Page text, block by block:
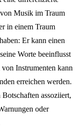
Musik im Traum
in einem Traum
Er kann einen
Worte beeinflusst
Instrumenten kann
erreichen werden.
assoziiert,
oder